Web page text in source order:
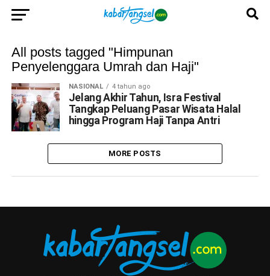
All posts tagged "Himpunan
Penyelenggara Umrah dan Haji"
NASIONAL 4 tahun ago
Jelang Akhir Tahun, Isra Festival
Tangkap Peluang Pasar Wisata Halal
hingga Program Haji Tanpa Antri
MORE POSTS